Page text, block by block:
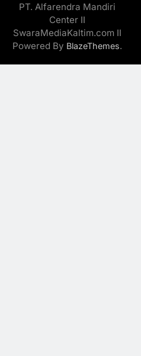
PT. Alfarendra Mandiri
Center II
SwaraMediaKaltim.com II
Powered By BlazeThemes.